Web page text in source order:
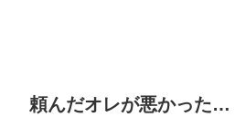
頼んだオレが悪かった…